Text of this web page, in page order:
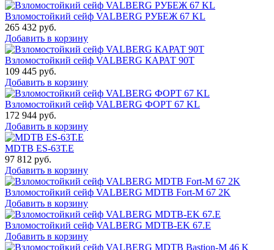
Взломостойкий сейф VALBERG РУБЕЖ 67 KL
265 432 руб.
Добавить в корзину
Взломостойкий сейф VALBERG КАРАТ 90T
109 445 руб.
Добавить в корзину
Взломостойкий сейф VALBERG ФОРТ 67 KL
172 944 руб.
Добавить в корзину
MDTB ES-63Т.Е
97 812 руб.
Добавить в корзину
Взломостойкий сейф VALBERG MDTB Fort-M 67 2K
Добавить в корзину
Взломостойкий сейф VALBERG MDTB-EK 67.E
Добавить в корзину